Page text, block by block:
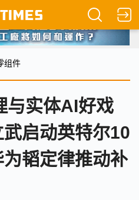
组件
与实体AI好戏
启动英特尔10
韬定律推动补